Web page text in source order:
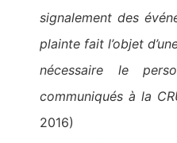
signalement des
plainte fait l’objet
nécessaire le
communiqués à la
2016)